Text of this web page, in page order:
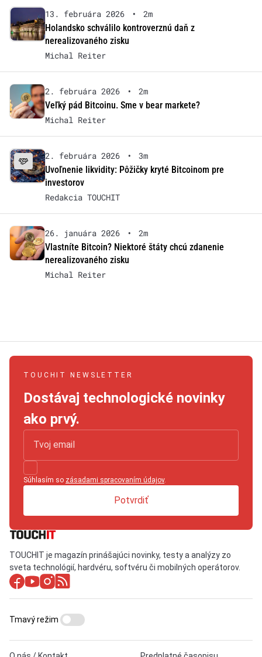
13. februára 2026 •
2m
Holandsko schválilo kontroverznú daň z
nerealizovaného zisku
Michal Reiter
2. februára 2026 •
2m
Veľký pád Bitcoinu. Sme v bear markete?
Michal Reiter
2. februára 2026 •
3m
Uvoľnenie likvidity: Pôžičky kryté Bitcoinom pre
investorov
Redakcia TOUCHIT
26. januára 2026 •
2m
Vlastníte Bitcoin? Niektoré štáty chcú zdanenie
nerealizovaného zisku
Michal Reiter
TOUCHIT NEWSLETTER
Dostávaj technologické novinky
ako prvý.
Súhlasím so zásadami spracovaním údajov.
Potvrdiť
TOUCHIT je magazín prinášajúci novinky, testy a analýzy zo
sveta technológií, hardvéru, softvéru či mobilných operátorov.
Tmavý režim